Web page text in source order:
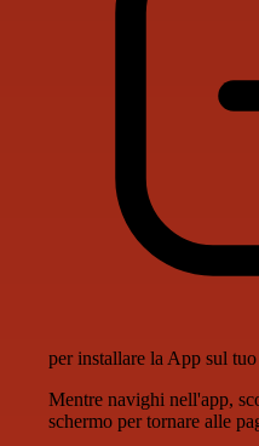
per installare la App sul
Mentre navighi nell'app,
schermo per tornare alle